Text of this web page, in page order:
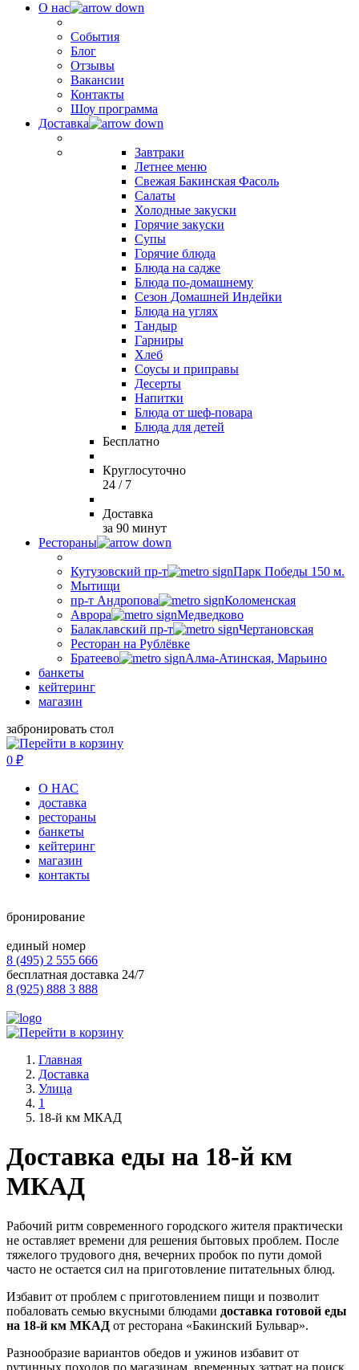
О нас
События
Блог
Отзывы
Вакансии
Контакты
Шоу программа
Доставка
Завтраки
Летнее меню
Свежая Бакинская Фасоль
Салаты
Холодные закуски
Горячие закуски
Супы
Горячие блюда
Блюда на садже
Блюда по-домашнему
Сезон Домашней Индейки
Блюда на углях
Тандыр
Гарниры
Хлеб
Соусы и приправы
Десерты
Напитки
Блюда от шеф-повара
Блюда для детей
Бесплатно
Круглосуточно
24 / 7
Доставка
за 90 минут
Рестораны
Кутузовский пр-т
Парк Победы 150 м.
Мытищи
пр-т Андропова
Коломенская
Аврора
Медведково
Балаклавский пр-т
Чертановская
Ресторан на Рублёвке
Братеево
Алма-Атинская, Марьино
банкеты
кейтеринг
магазин
забронировать стол
0 ₽
О НАС
доставка
рестораны
банкеты
кейтеринг
магазин
контакты
бронирование
единый номер
8 (495) 2 555 666
бесплатная доставка 24/7
8 (925) 888 3 888
Главная
Доставка
Улица
1
18-й км МКАД
Доставка еды на 18-й км
МКАД
Рабочий ритм современного городского жителя практически
не оставляет времени для решения бытовых проблем. После
тяжелого трудового дня, вечерних пробок по пути домой
часто не остается сил на приготовление питательных блюд.
Избавит от проблем с приготовлением пищи и позволит
побаловать семью вкусными блюдами доставка готовой еды
на 18-й км МКАД от ресторана «Бакинский Бульвар».
Разнообразие вариантов обедов и ужинов избавит от
рутинных походов по магазинам, временных затрат на поиск